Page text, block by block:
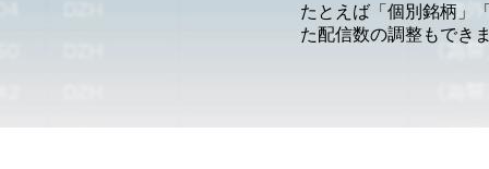
たとえば「個別銘柄」
た配信数の調整もでき